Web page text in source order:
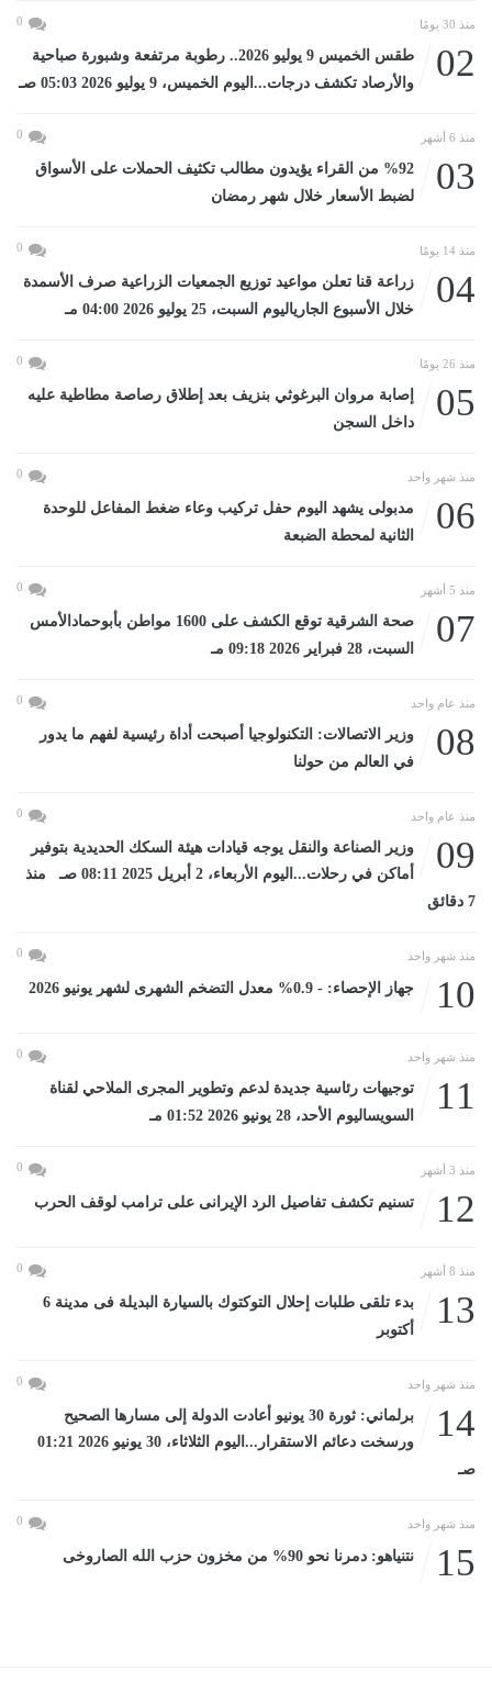
منذ 30 يومًا 0
02
طقس الخميس 9 يوليو 2026.. رطوبة مرتفعة وشبورة صباحية
والأرصاد تكشف درجات...اليوم الخميس، 9 يوليو 2026 05:03 صـ
منذ 6 أشهر 0
03
%92 من القراء يؤيدون مطالب تكثيف الحملات على الأسواق
لضبط الأسعار خلال شهر رمضان
منذ 14 يومًا 0
04
زراعة قنا تعلن مواعيد توزيع الجمعيات الزراعية صرف الأسمدة
خلال الأسبوع الجارياليوم السبت، 25 يوليو 2026 04:00 مـ
منذ 26 يومًا 0
05
إصابة مروان البرغوثي بنزيف بعد إطلاق رصاصة مطاطية عليه
داخل السجن
منذ شهر واحد 0
06
مدبولى يشهد اليوم حفل تركيب وعاء ضغط المفاعل للوحدة
الثانية لمحطة الضبعة
منذ 5 أشهر 0
07
صحة الشرقية توقع الكشف على 1600 مواطن بأبوحمادالأمس
السبت، 28 فبراير 2026 09:18 مـ
منذ عام واحد 0
08
وزير الاتصالات: التكنولوجيا أصبحت أداة رئيسية لفهم ما يدور
في العالم من حولنا
منذ عام واحد 0
09
وزير الصناعة والنقل يوجه قيادات هيئة السكك الحديدية بتوفير
أماكن في رحلات...اليوم الأربعاء، 2 أبريل 2025 08:11 صـ منذ
7 دقائق
منذ شهر واحد 0
10 جهاز الإحصاء: - 0.9% معدل التضخم الشهرى لشهر يونيو 2026
منذ شهر واحد 0
11
توجيهات رئاسية جديدة لدعم وتطوير المجرى الملاحي لقناة
السويساليوم الأحد، 28 يونيو 2026 01:52 مـ
منذ 3 أشهر 0
12 تسنيم تكشف تفاصيل الرد الإيرانى على ترامب لوقف الحرب
منذ 8 أشهر 0
13
بدء تلقى طلبات إحلال التوكتوك بالسيارة البديلة فى مدينة 6
أكتوبر
منذ شهر واحد 0
14
برلماني: ثورة 30 يونيو أعادت الدولة إلى مسارها الصحيح
ورسخت دعائم الاستقرار...اليوم الثلاثاء، 30 يونيو 2026 01:21
صـ
منذ شهر واحد 0
15 نتنياهو: دمرنا نحو 90% من مخزون حزب الله الصاروخى